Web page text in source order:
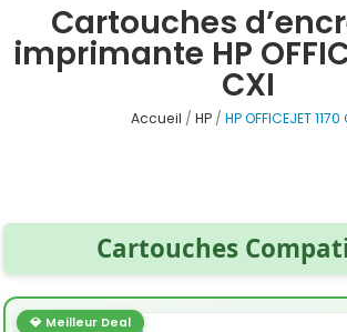
Cartouches
imprimante HP
CXI
Accueil HP HP OFFICEJET 1170
Cartouches
💎 Meilleur Deal